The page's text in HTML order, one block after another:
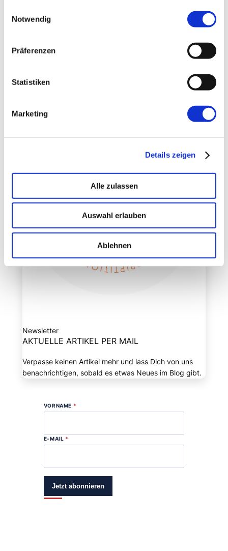
Notwendig
Präferenzen
Statistiken
Marketing
Details zeigen
Alle zulassen
Auswahl erlauben
Ablehnen
on your vagrant box
Newsletter
AKTUELLE ARTIKEL PER MAIL
Verpasse keinen Artikel mehr und lass Dich von uns
benachrichtigen, sobald es etwas Neues im Blog gibt.
VORNAME *
E-MAIL *
Jetzt abonnieren